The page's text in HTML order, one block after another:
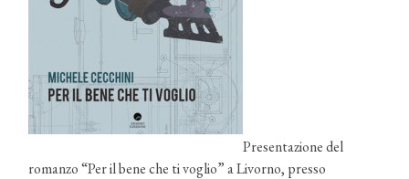
Presentazione del
romanzo “Per il bene che ti voglio” a Livorno, presso